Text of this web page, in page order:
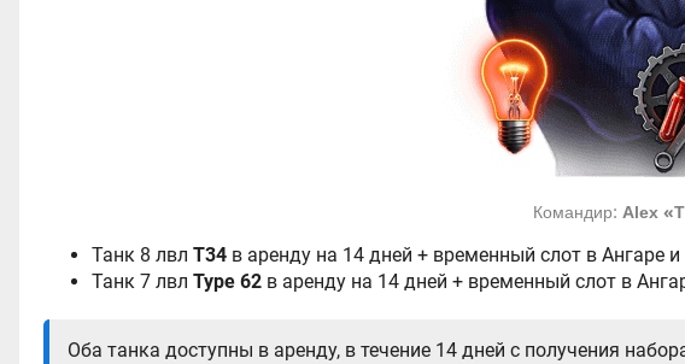
Командир: Alex
Танк 8 лвл T34 в аренду на 14 дней + временный слот в Ангаре
Танк 7 лвл Type 62 в аренду на 14 дней + временный слот в
Оба танка доступны в аренду, в течение 14 дней с получения